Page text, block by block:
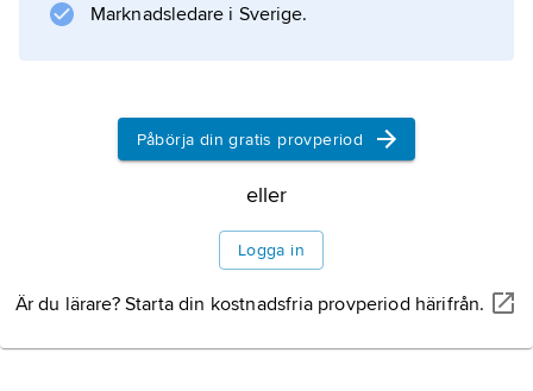
följande. Virusenzymer och receptorbindning
Information om artikeln
Marknadsledare i Sverige.
Påbörja din gratis provperiod
eller
Logga in
Är du lärare? Starta din kostnadsfria provperiod härifrån.